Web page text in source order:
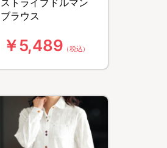
ストライプドルマン
ブラウス
￥5,489 （税込）